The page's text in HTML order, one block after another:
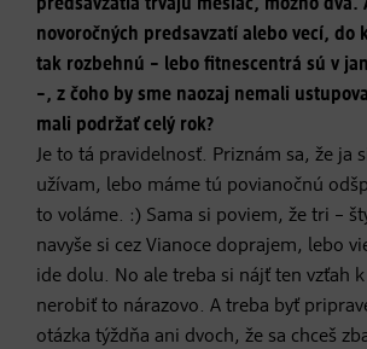
predsavzatia trvajú mesiac, možno dva.
novoročných predsavzatí alebo vecí, do
tak rozbehnú – lebo fitnescentrá sú v
–, z čoho by sme naozaj nemali
mali podržať celý rok?
Je to tá pravidelnosť. Priznám sa, že ja
užívam, lebo máme tú povianočnú
to voláme. :) Sama si poviem, že tri –
navyše si cez Vianoce doprajem, lebo
ide dolu. No ale treba si nájť ten vzťah
nerobiť to nárazovo. A treba byť
otázka týždňa ani dvoch, že sa chceš